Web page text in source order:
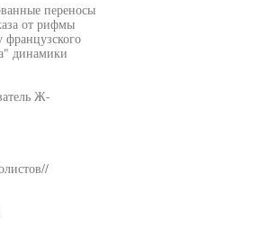
переносы
от рифмы
французского
динамики
Ж-